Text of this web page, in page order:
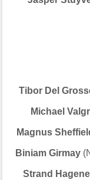
Tibor Del
Michael
Magnus
Biniam Girmay
Strand